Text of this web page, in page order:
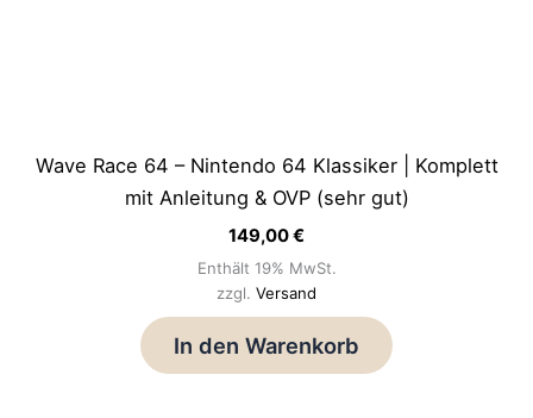
Wave Race 64 – Nintendo 64 Klassiker | Komplett
mit Anleitung & OVP (sehr gut)
149,00€
Enthält 19% MwSt.
zzgl. Versand
In den Warenkorb